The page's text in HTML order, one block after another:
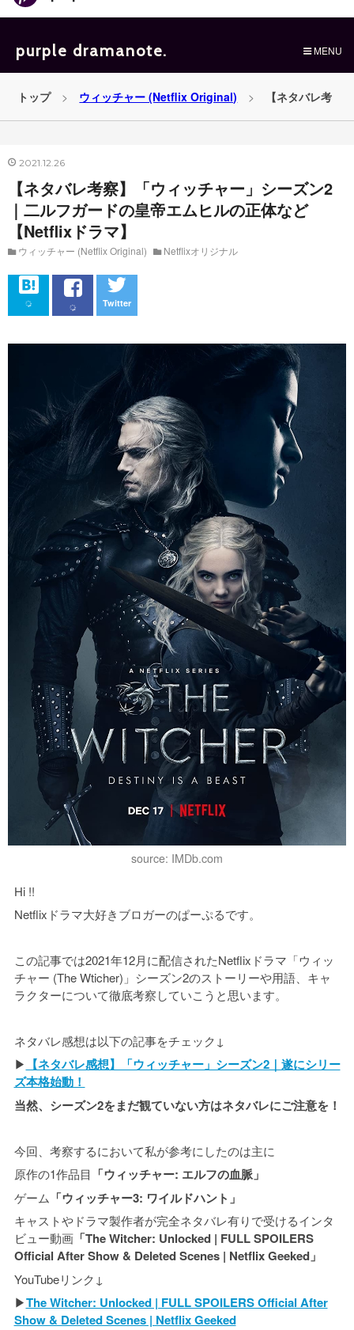
purple dramanote. MENU
トップ > ウィッチャー (Netflix Original) > 【ネタバレ考
の正体など【Netflixドラマ】
2021 12 26
【ネタバレ考察】「ウィッチャー」シーズン2
｜二ルフガードの皇帝エムヒルの正体など
【Netflixドラマ】
ウィッチャー (Netflix Original) Netflixオリジナル
Twitter
source: IMDb.com
Hi !!
Netflixドラマ大好きブロガーのぱーぷるです。
この記事では2021年12月に配信されたNetflixドラマ「ウィッ
チャー (The Wticher)」シーズン2のストーリーや用語、キャ
ラクターについて徹底考察していこうと思います。
ネタバレ感想は以下の記事をチェック↓
▶︎ 【ネタバレ感想】「ウィッチャー」シーズン2｜遂にシリー
ズ本格始動！
当然、シーズン2をまだ観ていない方はネタバレにご注意を！
今回、考察するにおいて私が参考にしたのは主に
原作の1作品目 「ウィッチャー: エルフの血脈」
ゲーム 「ウィッチャー3: ワイルドハント」
キャストやドラマ製作者が完全ネタバレ有りで受けるインタ
ビュー動画「The Witcher: Unlocked | FULL SPOILERS
Official After Show & Deleted Scenes | Netflix Geeked」
YouTubeリンク↓
▶︎The Witcher: Unlocked | FULL SPOILERS Official After
Show & Deleted Scenes | Netflix Geeked